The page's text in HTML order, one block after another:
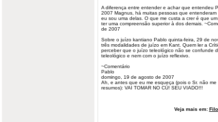
A diferença entre entender e achar que entendeu
2007 Magnus, há muitas pessoas que
eu sou uma delas. O que me custa a crer é que
ter uma compreensão superior à dos demais.
de 2007
Sobre o juízo kantiano Pablo quinta-feira, 29 de
três modalidades de juízo em Kant. Quem ler a
perceber que o juízo teleológico não se confunde
teleológico e nem com o juízo reflexivo.
~Comentário
Pablo
domingo, 19 de agosto de 2007
Ah, e antes que eu me esqueça (pois o Sr. não
resumos): VAI TOMAR NO CÚ! SEU VIADO!!!
Veja mais em: